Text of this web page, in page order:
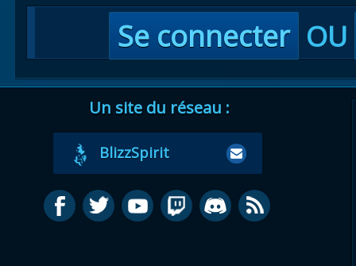
Se connecter OU
Un site du réseau :
BlizzSpirit